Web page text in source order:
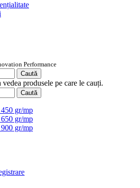
Performance
Caută
produsele pe care le cauți.
Caută
450 gr/mp
650 gr/mp
900 gr/mp